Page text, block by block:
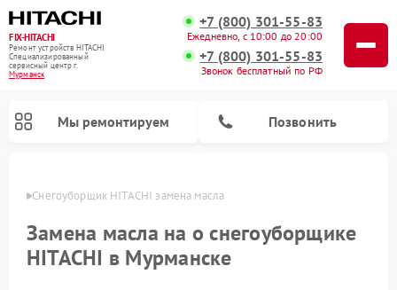
FIX-HITACHI
Ремонт устройств HITACHI
Специализированный
cервисный центр г.
Мурманск
+7 (800) 301-55-83
Ежедневно, с 10:00 до 20:00
+7 (800) 301-55-83
Звонок бесплатный по РФ
Мы ремонтируем Позвонить
Снегоуборщик HITACHI замена масла
Замена масла на о снегоуборщике
HITACHI в Мурманске